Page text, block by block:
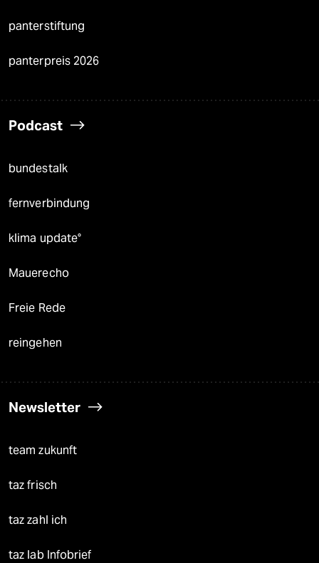
panterstiftung
panterpreis 2026
Podcast
bundestalk
fernverbindung
klima update°
Mauerecho
Freie Rede
reingehen
Newsletter
team zukunft
taz frisch
taz zahl ich
taz lab Infobrief